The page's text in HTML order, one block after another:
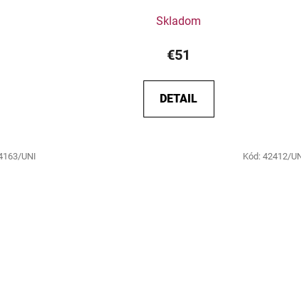
Skladom
€51
DETAIL
UNI Kód: 42412/